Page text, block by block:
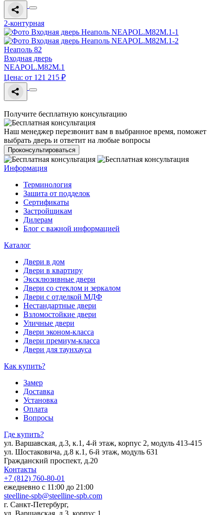
2-контурная
Неаполь 82
Входная дверь
NEAPOL.M82M.1
Цена: от 121 215 ₽
Получите бесплатную консультацию
Наш менеджер перезвонит вам в выбранное время, поможет
выбрать дверь и ответит на любые вопросы
Проконсультироваться
Информация
Терминология
Зашита от подделок
Сертификаты
Застройщикам
Дилерам
Блог с важной информацией
Каталог
Двери в дом
Двери в квартиру
Эксклюзивные двери
Двери со стеклом и зеркалом
Двери с отделкой МДФ
Нестандартные двери
Взломостойкие двери
Уличные двери
Двери эконом-класса
Двери премиум-класса
Двери для таунхауса
Как купить?
Замер
Доставка
Установка
Оплата
Вопросы
Где купить?
ул. Варшавская, д.3, к.1, 4-й этаж, корпус 2, модуль 413-415
ул. Шостаковича, д.8 к.1, 6-й этаж, модуль 631
Гражданский проспект, д.20
Контакты
+7 (812) 760-80-01
ежедневно с 11:00 до 21:00
steelline-spb@steelline-spb.com
г. Санкт-Петербург,
ул. Варшавская, д.3, корпус 1,